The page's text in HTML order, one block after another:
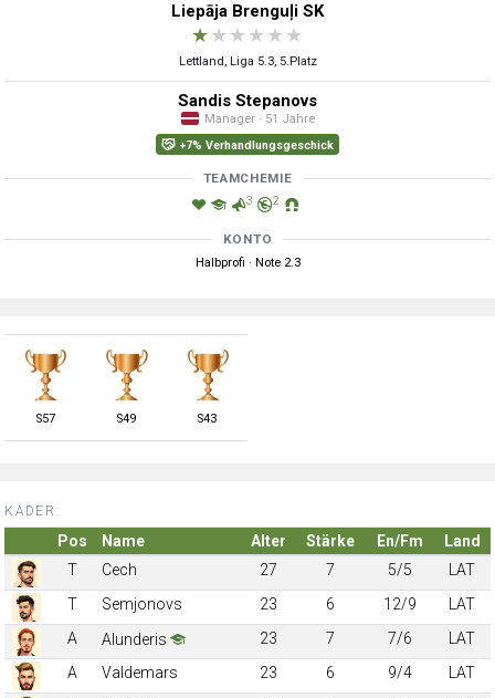
Liepāja Brenguļi SK
★★ ★ ★ ★ ★
Lettland, Liga 5.3, 5.Platz
Sandis Stepanovs
Manager · 51 Jahre
+7% Verhandlungsgeschick
TEAMCHEMIE
3 2
KONTO
Halbprofi · Note 2.3
S57 S49 S43
KADER:
Pos Name Alter Stärke En/Fm
Land
T
Cech 27 7 5/5
LAT
T
Semjonovs 23 6 12/9
LAT
A
Alunderis 23 7 7/6
LAT
A
Valdemars 23 6 9/4
LAT